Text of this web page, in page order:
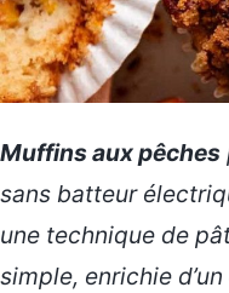
Muffins aux pêches
sans batteur
une technique de
simple, enrichie d’un